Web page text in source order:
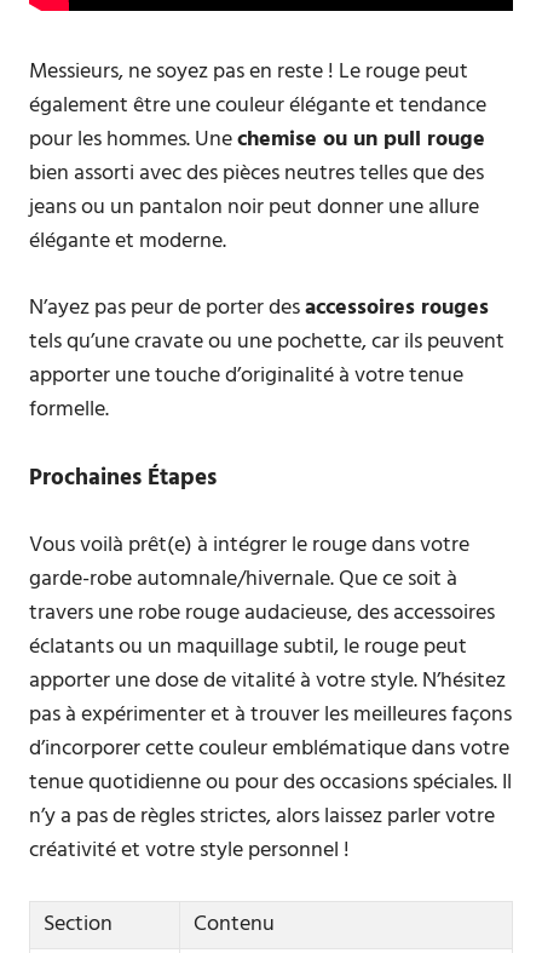
Messieurs, ne soyez pas en reste ! Le rouge peut
également être une couleur élégante et tendance
pour les hommes. Unechemise ou un pull rouge
bien assorti avec des pièces neutres telles que des
jeans ou un pantalon noir peut donner une allure
élégante et moderne.
N’ayez pas peur de porter desaccessoires rouges
tels qu’une cravate ou une pochette, car ils peuvent
apporter une touche d’originalité à votre tenue
formelle.
Prochaines Étapes
Vous voilà prêt(e) à intégrer le rouge dans votre
garde-robe automnale/hivernale. Que ce soit à
travers une robe rouge audacieuse, des accessoires
éclatants ou un maquillage subtil, le rouge peut
apporter une dose de vitalité à votre style. N’hésitez
pas à expérimenter et à trouver les meilleures façons
d’incorporer cette couleur emblématique dans votre
tenue quotidienne ou pour des occasions spéciales. Il
n’y a pas de règles strictes, alors laissez parler votre
créativité et votre style personnel !
Section
Contenu